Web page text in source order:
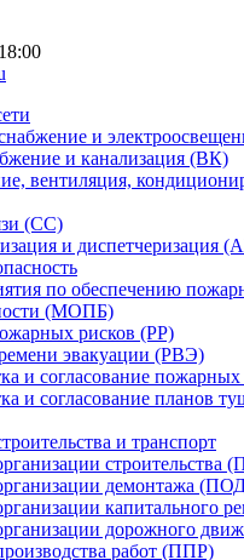
и
и канализация (ВК)
вентиляция,
(СС)
и диспетчеризация
по обеспечению
(МОПБ)
рисков (РР)
эвакуации (РВЭ)
и согласование
и согласование планов
и транспорт
строительства
демонтажа
капитального
дорожного
работ (ППР)